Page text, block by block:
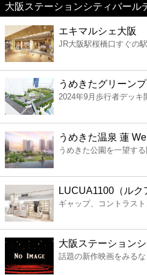
美容
コンビニ
薬局
スーパー
エンタメ
レジャー
書店
ファミレス
大阪ステーションシティバール
エキマルシェ大阪
JR大阪駅桜橋口すぐの
うめきたグリーン
2024年9月歩行者デッキ
うめきた温泉 蓮
うめきた公園を一望す
LUCUA1100（ルク
ギャップ、コントラス
大阪ステーション
話題の新作映画をみるな